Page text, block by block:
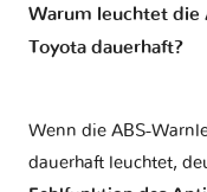
Warum leuchtet die
Toyota dauerhaft?
Wenn die ABS-
dauerhaft leuchtet,